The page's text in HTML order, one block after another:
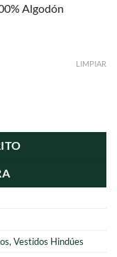
Algodón
LIMPIAR
,Vestidos Hindúes